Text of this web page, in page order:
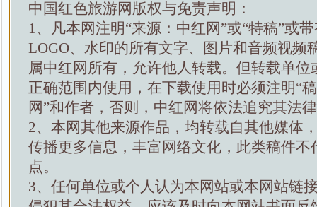
中国红色旅游网版权与免责声明：
1、凡本网注明“来源：中红网”或“特稿”或
LOGO、水印的所有文字、图片和音频视频
属中红网所有，允许他人转载。但转载单位
正确范围内使用，在下载使用时必须注明“
网”和作者，否则，中红网将依法追究其法
2、本网其他来源作品，均转载自其他媒体
传播更多信息，丰富网络文化，此类稿件不
点。
3、任何单位或个人认为本网站或本网站链